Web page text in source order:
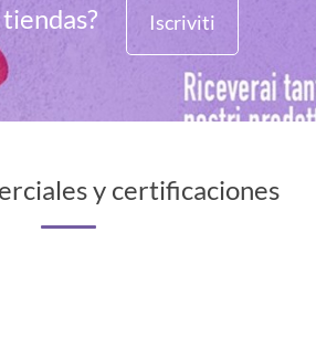
Iscriviti
y certificaciones